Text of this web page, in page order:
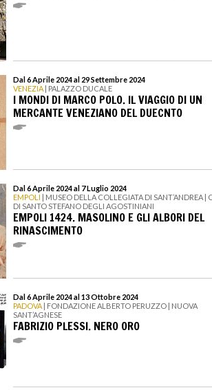
Dal 6 Aprile 2024 al 29 Settembre 2024
VENEZIA | PALAZZO DUCALE
I MONDI DI MARCO POLO. IL VIAGGIO DI UN
MERCANTE VENEZIANO DEL DUECNTO
Dal 6 Aprile 2024 al 7 Luglio 2024
EMPOLI | MUSEO DELLA COLLEGIATA DI SANT’ANDREA |
DI SANTO STEFANO DEGLI AGOSTINIANI
EMPOLI 1424. MASOLINO E GLI ALBORI DEL
RINASCIMENTO
Dal 6 Aprile 2024 al 13 Ottobre 2024
PADOVA | FONDAZIONE ALBERTO PERUZZO | NUOVA
SANT’AGNESE
FABRIZIO PLESSI. NERO ORO